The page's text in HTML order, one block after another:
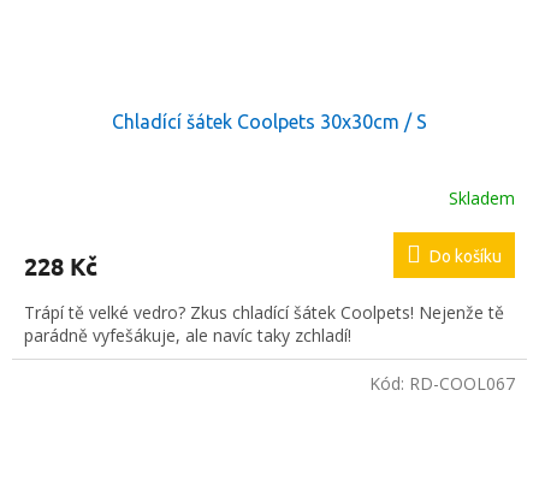
Chladící šátek Coolpets 30x30cm / S
Skladem
228 Kč Do košíku
Trápí tě velké vedro? Zkus chladící šátek Coolpets! Nejenže tě
parádně vyfešákuje, ale navíc taky zchladí!
Kód: RD-COOL067